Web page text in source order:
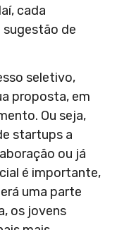
cada
sugestão de
seletivo,
proposta, em
Ou seja,
startups a
ou já
é importante,
uma parte
os jovens